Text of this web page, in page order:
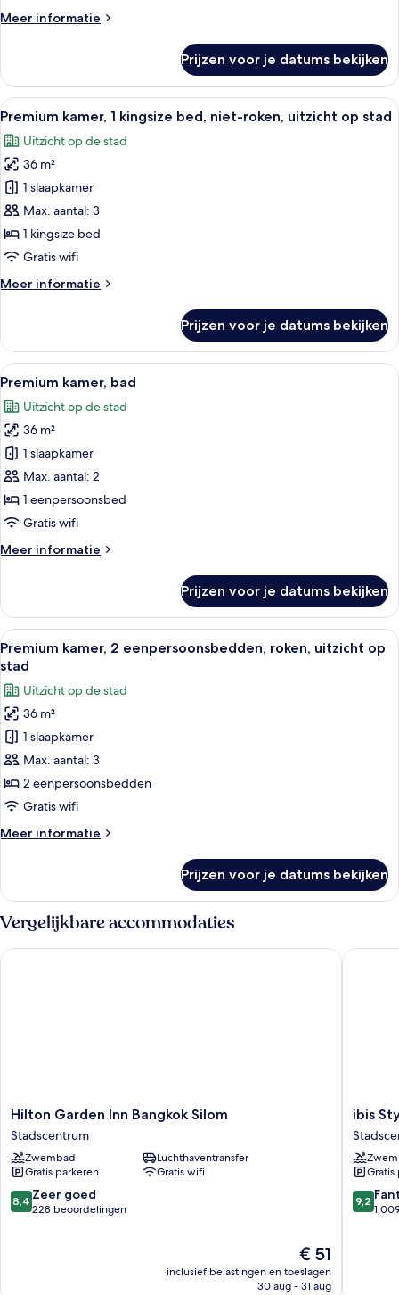
uitzicht
(Club
Lounge
Access)
laden
Meer informatie
Meer
kamer,
kingsize
niet-
roken,
uitzicht
op
stad
(Club
Lounge
Access)
Prijzen voor je datums bekijken
Alle
foto's
voor
Premium
kamer,
1
kingsize
bed,
roken,
stad
laden
Hotelkamer met een groot bed, een
11
Premium kamer, 1 kingsize bed, niet-roken, uitzicht op stad
Uitzicht op de stad
36 m²
1 slaapkamer
Max. aantal: 3
1 kingsize bed
Gratis wifi
Meer informatie
Meer
kamer,
kingsize
niet-
roken,
uitzicht
op
stad
Prijzen voor je datums bekijken
Alle
foto's
voor
Premium
kamer,
bad
laden
Hotelkamer met een groot bed, een
8
Premium kamer, bad
Uitzicht op de stad
36 m²
1 slaapkamer
Max. aantal: 2
1 eenpersoonsbed
Gratis wifi
Meer informatie
Meer
kamer,
bad
Prijzen voor je datums bekijken
Alle
foto's
voor
Premium
kamer,
2
eenpersoonsbedden,
roken,
uitzicht
stad
Een hotelkamer met twee bedden,
7
Premium kamer, 2 eenpersoonsbedden, roken, uitzicht op
stad
Uitzicht op de stad
36 m²
1 slaapkamer
Max. aantal: 3
2 eenpersoonsbedden
Gratis wifi
Meer informatie
Meer
kamer,
eenpersoonsbedden,
uitzicht
Prijzen voor je datums bekijken
Vergelijkbare accommodaties
Hilton
Garden
Inn
Bangkok
Silom
Stadscentrum
Hilton Garden Inn Bangkok Silom
Stadscentrum
Zwembad
Luchthaventransfer
Gratis parkeren
Gratis wifi
8.4
van
8,4 Zeer goed
228 beoordelingen
De
prijs
is
€ 51
inclusief belastingen en toeslagen
30 aug - 31 aug
Hilton Garden Inn Bangkok Silom
ibis
Styles
Silom
ibis
Gratis
9.2
van
9,2
ibis